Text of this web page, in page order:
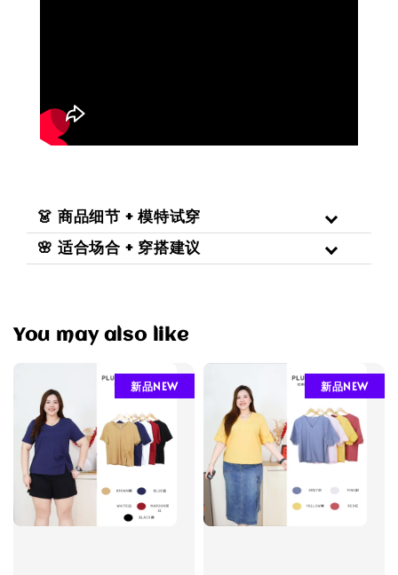
👗 商品细节 + 模特试穿
🌸 适合场合 + 穿搭建议
You may also like
新品NEW 新品NEW